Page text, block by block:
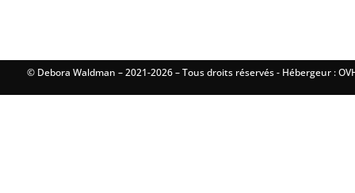
© Debora Waldman – 2021-2026 – Tous droits réservés - Hébergeur :